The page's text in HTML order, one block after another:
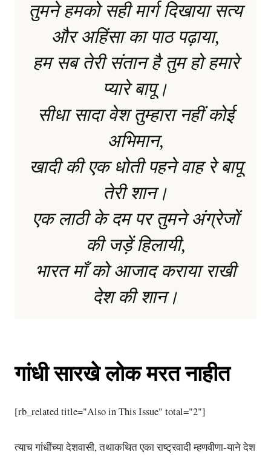
तुमने हमको सही मार्ग दिखाया सत्य
और अहिंसा का पाठ पढ़ाया,
हम सब तेरी संतान है तुम हो हमारे
प्यारे बापू।
सीधा सादा वेश तुम्हारा नहीं कोई
अभिमान,
खादी की एक धोती पहने वाह रे बापू
तेरी शान।
एक लाठी के दम पर तुमने अंग्रेजों
की जड़ें हिलायी,
भारत माँ को आजाद कराया राखी
देश की शान।
गांधी सारखे लोक मरत नाहीत
[rb_related title="Also in This Issue" total="2"]
त्याच गांधींच्या देशवासी, तथाकथित एका राष्ट्रवादी म्हणवीणा-याने देश